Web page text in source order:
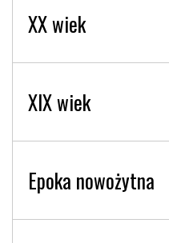
XX wiek
XIX wiek
Epoka nowożytna